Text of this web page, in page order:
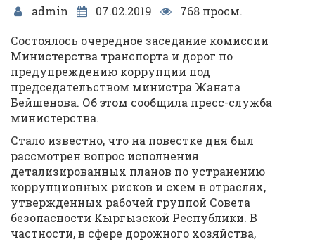
admin 07.02.2019
768 просм.
Состоялось очередное заседание комиссии
Министерства транспорта и дорог по
предупреждению коррупции под
председательством министра Жаната
Бейшенова. Об этом сообщила пресс-служба
министерства.
Стало известно, что на повестке дня был
рассмотрен вопрос исполнения
детализированных планов по устранению
коррупционных рисков и схем в отраслях,
утвержденных рабочей группой Совета
безопасности Кыргызской Республики. В
частности, в сфере дорожного хозяйства,